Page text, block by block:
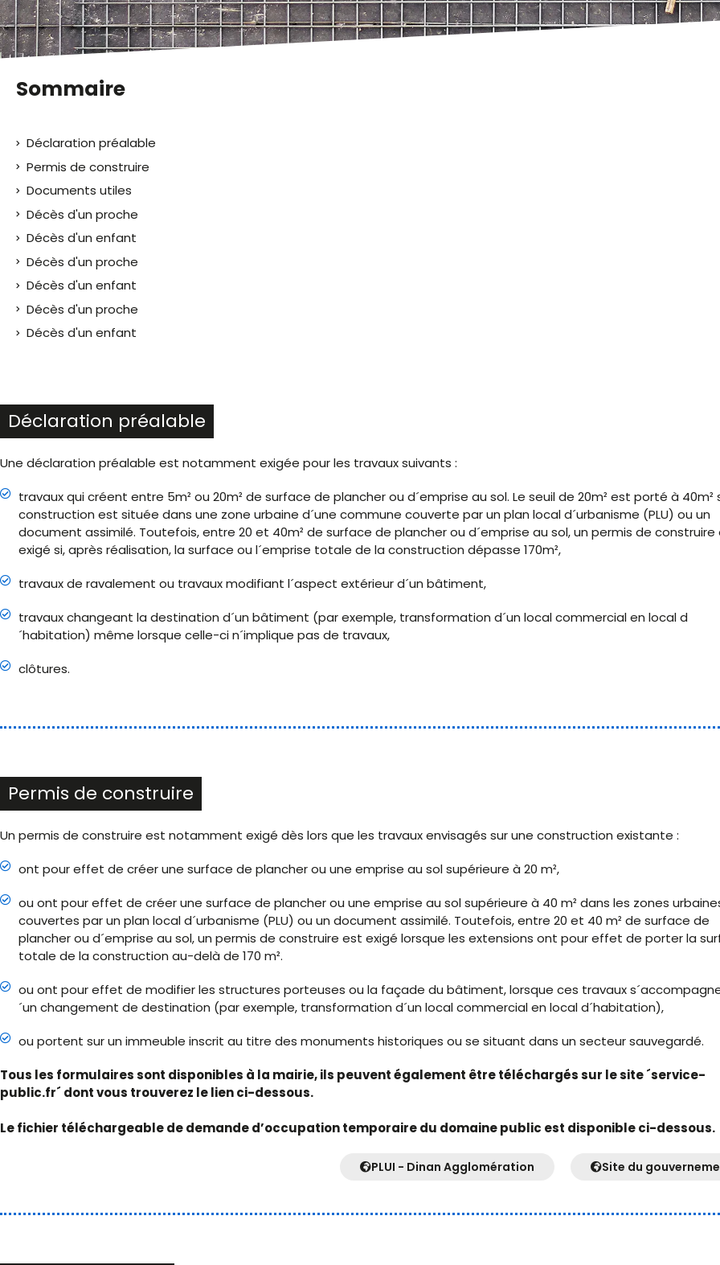
qui
utilisent
un
d'écran ;
Ctrl-
F10
ouvrir
menu
Sommaire
Déclaration préalable
Permis de construire
Documents utiles
Décès d'un proche
Décès d'un enfant
Décès d'un proche
Décès d'un enfant
Décès d'un proche
Décès d'un enfant
Déclaration préalable
Une déclaration préalable est notamment exigée pour les travaux suivants :
travaux qui créent entre 5m² ou 20m² de surface de plancher ou d´emprise au sol. Le seuil de 20m² est porté à 40m²
construction est située dans une zone urbaine d´une commune couverte par un plan local d´urbanisme (PLU) ou un
document assimilé. Toutefois, entre 20 et 40m² de surface de plancher ou d´emprise au sol, un permis de construire
exigé si, après réalisation, la surface ou l´emprise totale de la construction dépasse 170m²,
travaux de ravalement ou travaux modifiant l´aspect extérieur d´un bâtiment,
travaux changeant la destination d´un bâtiment (par exemple, transformation d´un local commercial en local d
´habitation) même lorsque celle-ci n´implique pas de travaux,
clôtures.
Permis de construire
Un permis de construire est notamment exigé dès lors que les travaux envisagés sur une construction existante :
ont pour effet de créer une surface de plancher ou une emprise au sol supérieure à 20 m²,
ou ont pour effet de créer une surface de plancher ou une emprise au sol supérieure à 40 m² dans les zones
couvertes par un plan local d´urbanisme (PLU) ou un document assimilé. Toutefois, entre 20 et 40 m² de surface de
plancher ou d´emprise au sol, un permis de construire est exigé lorsque les extensions ont pour effet de porter la
totale de la construction au-delà de 170 m².
ou ont pour effet de modifier les structures porteuses ou la façade du bâtiment, lorsque ces travaux
´un changement de destination (par exemple, transformation d´un local commercial en local d´habitation),
ou portent sur un immeuble inscrit au titre des monuments historiques ou se situant dans un secteur sauvegardé.
Tous les formulaires sont disponibles à la mairie, ils peuvent également être téléchargés sur le site ´service-
public.fr´ dont vous trouverez le lien ci-dessous.
Le fichier téléchargeable de demande d’occupation temporaire du domaine public est disponible ci-dessous.
PLUI - Dinan Agglomération Site du